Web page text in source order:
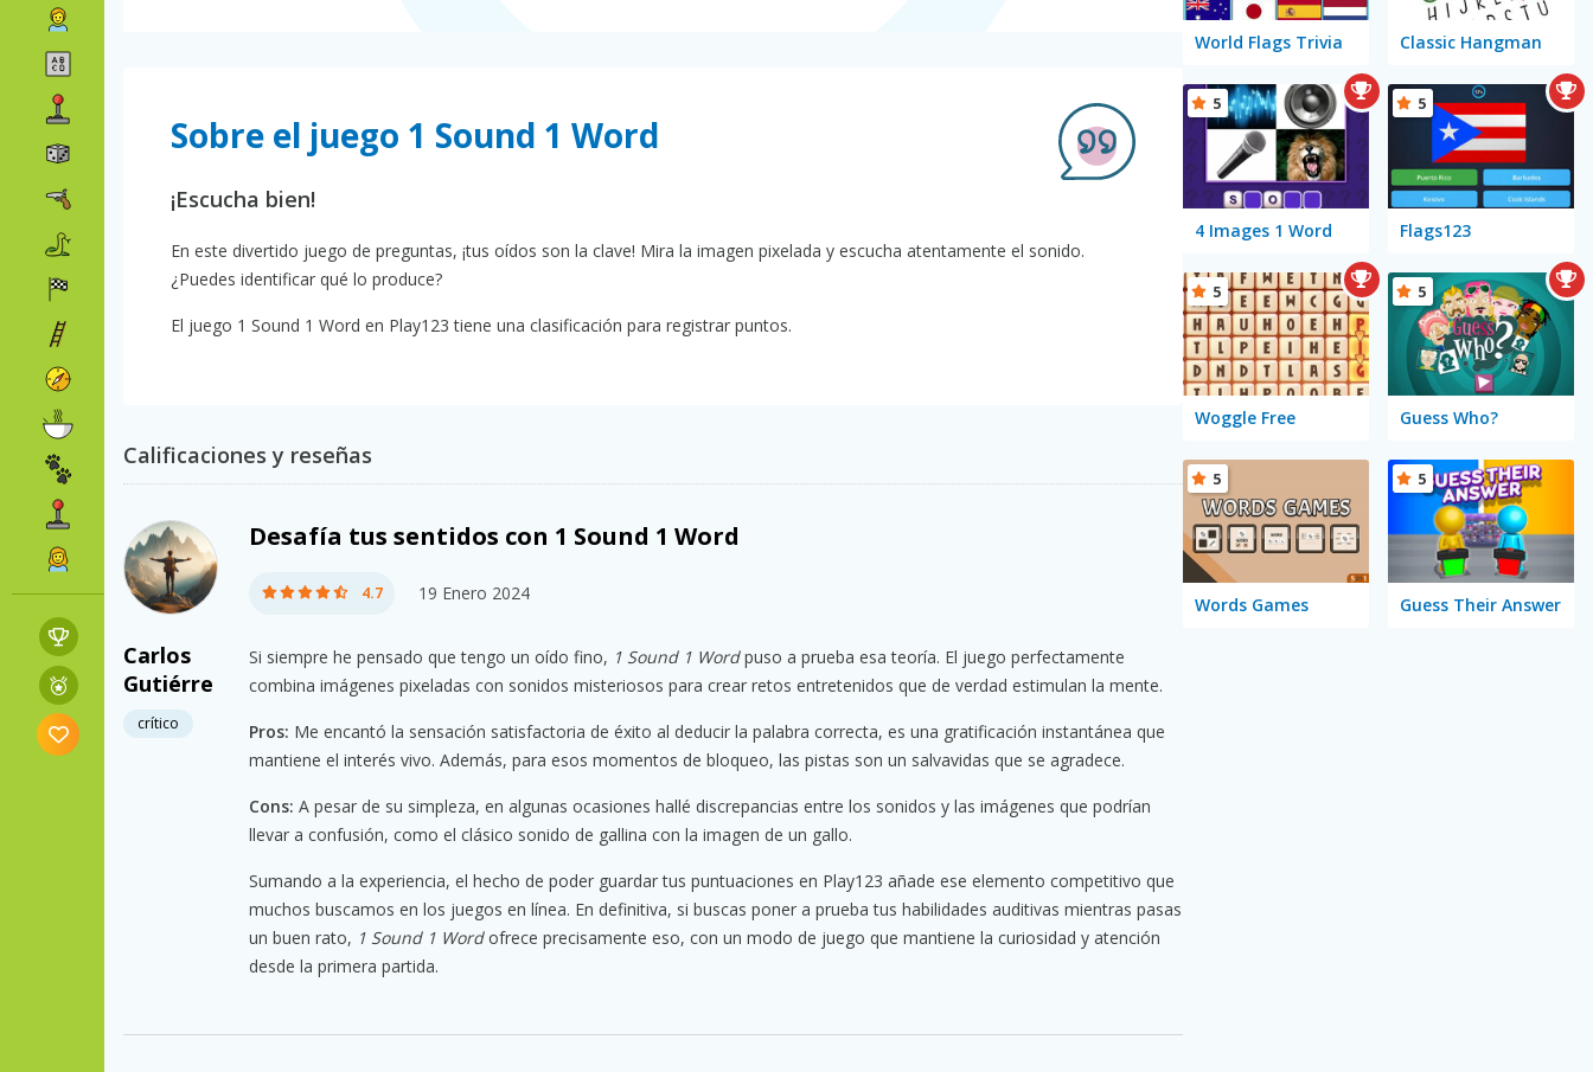
Sobre el juego 1 Sound 1 Word
¡Escucha bien!
En este divertido juego de preguntas, ¡tus oídos son la clave! Mira la imagen pixelada y escucha atentamente el sonido.
¿Puedes identificar qué lo produce?
El juego 1 Sound 1 Word en Play123 tiene una clasificación para registrar puntos.
Calificaciones y reseñas
Carlos
Gutiérre
crítico
Desafía tus sentidos con 1 Sound 1 Word
4.7 19 Enero 2024
Si siempre he pensado que tengo un oído fino, 1 Sound 1 Wordpuso a prueba esa teoría. El juego perfectamente
combina imágenes pixeladas con sonidos misteriosos para crear retos entretenidos que de verdad estimulan la mente.
Pros: Me encantó la sensación satisfactoria de éxito al deducir la palabra correcta, es una gratificación instantánea que
mantiene el interés vivo. Además, para esos momentos de bloqueo, las pistas son un salvavidas que se agradece.
Cons: A pesar de su simpleza, en algunas ocasiones hallé discrepancias entre los sonidos y las imágenes que podrían
llevar a confusión, como el clásico sonido de gallina con la imagen de un gallo.
Sumando a la experiencia, el hecho de poder guardar tus puntuaciones en Play123 añade ese elemento competitivo que
muchos buscamos en los juegos en línea. En definitiva, si buscas poner a prueba tus habilidades auditivas mientras pasas
un buen rato, 1 Sound 1 Wordofrece precisamente eso, con un modo de juego que mantiene la curiosidad y atención
desde la primera partida.
World Flags Trivia Classic Hangman
4 Images 1 Word
5
Flags123
5
Woggle Free
5
Guess Who?
5
Words Games
5
Guess Their Answer
5